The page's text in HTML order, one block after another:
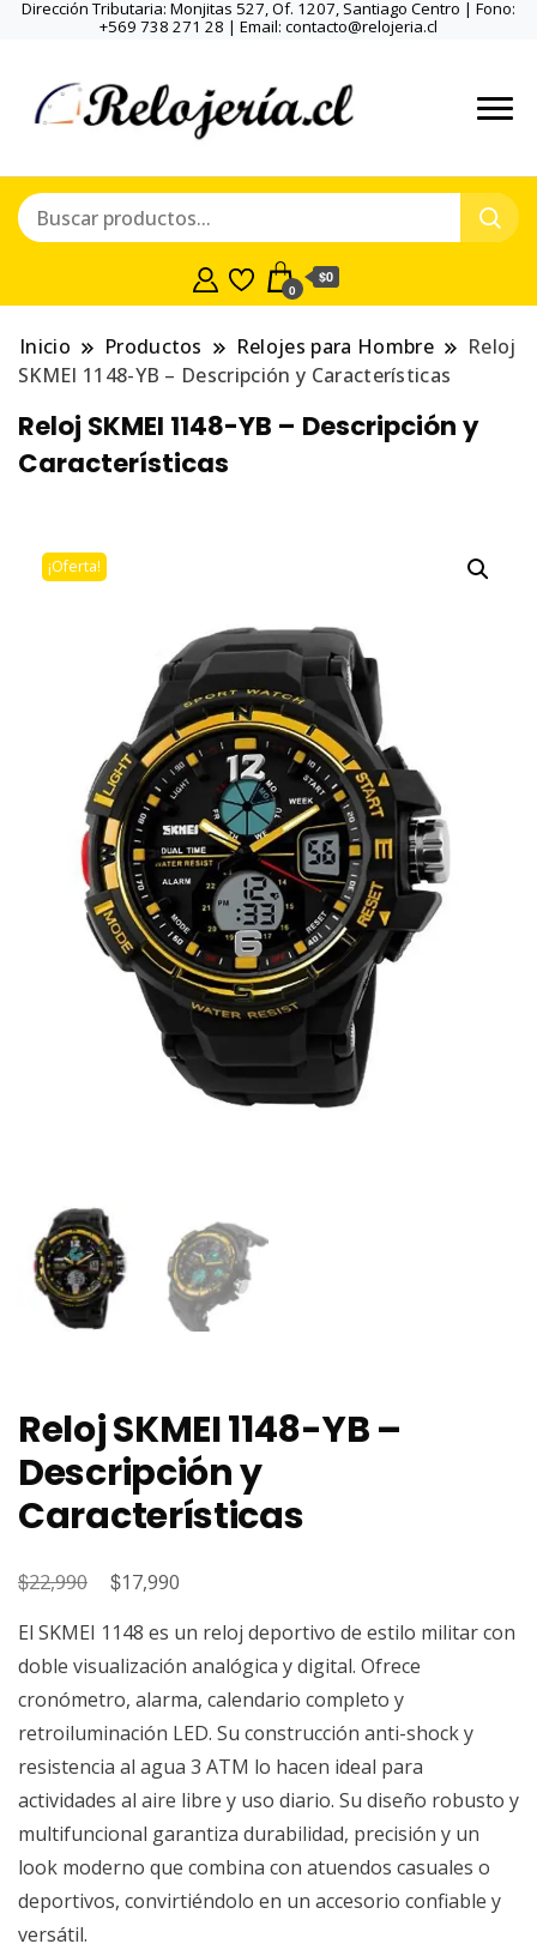
Dirección Tributaria: Monjitas 527, Of. 1207, Santiago Centro | Fono:
+569 738 271 28 | Email: contacto@relojeria.cl
0
$0
Inicio Productos Relojes para Hombre
Reloj
SKMEI 1148-YB – Descripción y Características
Reloj SKMEI 1148-YB – Descripción y
Características
¡Oferta!
Reloj SKMEI 1148-YB –
Descripción y
Características
$22,990
El
original
era:
$22,990.
$17,990
actual
es:
$17,990.
El SKMEI 1148 es un reloj deportivo de estilo militar con
doble visualización analógica y digital. Ofrece
cronómetro, alarma, calendario completo y
retroiluminación LED. Su construcción anti-shock y
resistencia al agua 3 ATM lo hacen ideal para
actividades al aire libre y uso diario. Su diseño robusto y
multifuncional garantiza durabilidad, precisión y un
look moderno que combina con atuendos casuales o
deportivos, convirtiéndolo en un accesorio confiable y
versátil.